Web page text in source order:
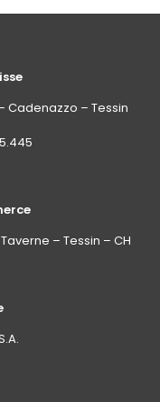
Cadenazzo – Tessin
– Tessin – CH